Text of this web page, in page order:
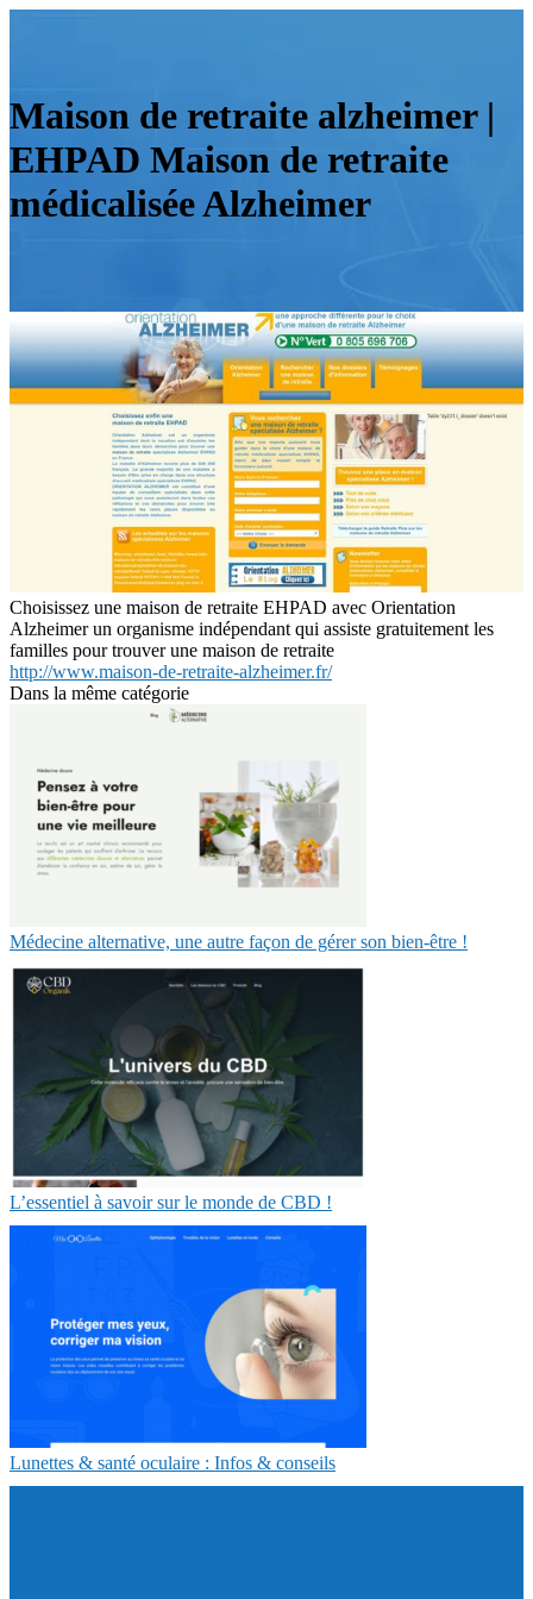
Maison de retraite alzheimer |
EHPAD Maison de retraite
médicalisée Alzheimer
Choisissez une maison de retraite EHPAD avec Orientation
Alzheimer un organisme indépendant qui assiste gratuitement les
familles pour trouver une maison de retraite
http://www.maison-de-retraite-alzheimer.fr/
Dans la même catégorie
Médecine alternative, une autre façon de gérer son bien-être !
L’essentiel à savoir sur le monde de CBD !
Lunettes & santé oculaire : Infos & conseils